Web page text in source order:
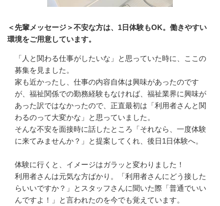
＜先輩メッセージ＞不安な方は、1日体験もOK。働きやすい
環境をご用意しています。
「人と関わる仕事がしたいな」と思っていた時に、ここの
募集を見ました。
家も近かったし、仕事の内容自体は興味があったのです
が、福祉関係での勤務経験もなければ、福祉業界に興味が
あった訳ではなかったので、正直最初は「利用者さんと関
わるのって大変かな」と思っていました。
そんな不安を面接時に話したところ「それなら、一度体験
に来てみませんか？」と提案してくれ、後日1日体験へ。
体験に行くと、イメージはガラッと変わりました！
利用者さんは元気な方ばかり。「利用者さんにどう接した
らいいですか？」とスタッフさんに聞いた際「普通でいい
んですよ！」と言われたのを今でも覚えています。